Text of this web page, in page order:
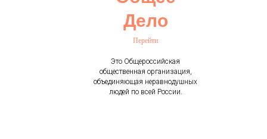
Дело
Перейти
Это Общероссийская
общественная организация,
объединяющая неравнодушных
людей по всей России.